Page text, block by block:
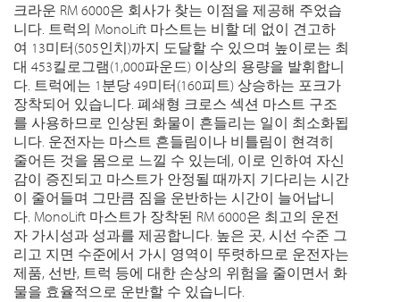
크라운 RM 6000은 회사가 찾는 이점을 제공해 주었습
니다. 트럭의 MonoLift 마스트는 비할 데 없이 견고하
여 13미터(505인치)까지 도달할 수 있으며 높이로는 최
대 453킬로그램(1,000파운드) 이상의 용량을 발휘합니
다. 트럭에는 1분당 49미터(160피트) 상승하는 포크가
장착되어 있습니다. 폐쇄형 크로스 섹션 마스트 구조
를 사용하므로 인상된 화물이 흔들리는 일이 최소화됩
니다. 운전자는 마스트 흔들림이나 비틀림이 현격히
줄어든 것을 몸으로 느낄 수 있는데, 이로 인하여 자신
감이 증진되고 마스트가 안정될 때까지 기다리는 시간
이 줄어들며 그만큼 짐을 운반하는 시간이 늘어납니
다. MonoLift 마스트가 장착된 RM 6000은 최고의 운전
자 가시성과 성과를 제공합니다. 높은 곳, 시선 수준 그
리고 지면 수준에서 가시 영역이 뚜렷하므로 운전자는
제품, 선반, 트럭 등에 대한 손상의 위험을 줄이면서 화
물을 효율적으로 운반할 수 있습니다.